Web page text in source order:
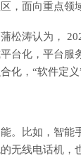
，面向重点领
松涛认为，
台化，平台
化，“软件定
。比如，智能
无线电话机，